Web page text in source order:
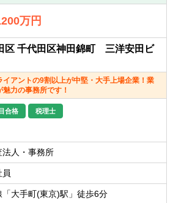
わることができます。
万円
区 千代田区神田錦町 三洋安田ビ
イアントの9割以上が中堅・大手上場企業！業
力の事務所です！
合格 税理士
法人・事務所
員
「大手町(東京)駅」徒歩6分